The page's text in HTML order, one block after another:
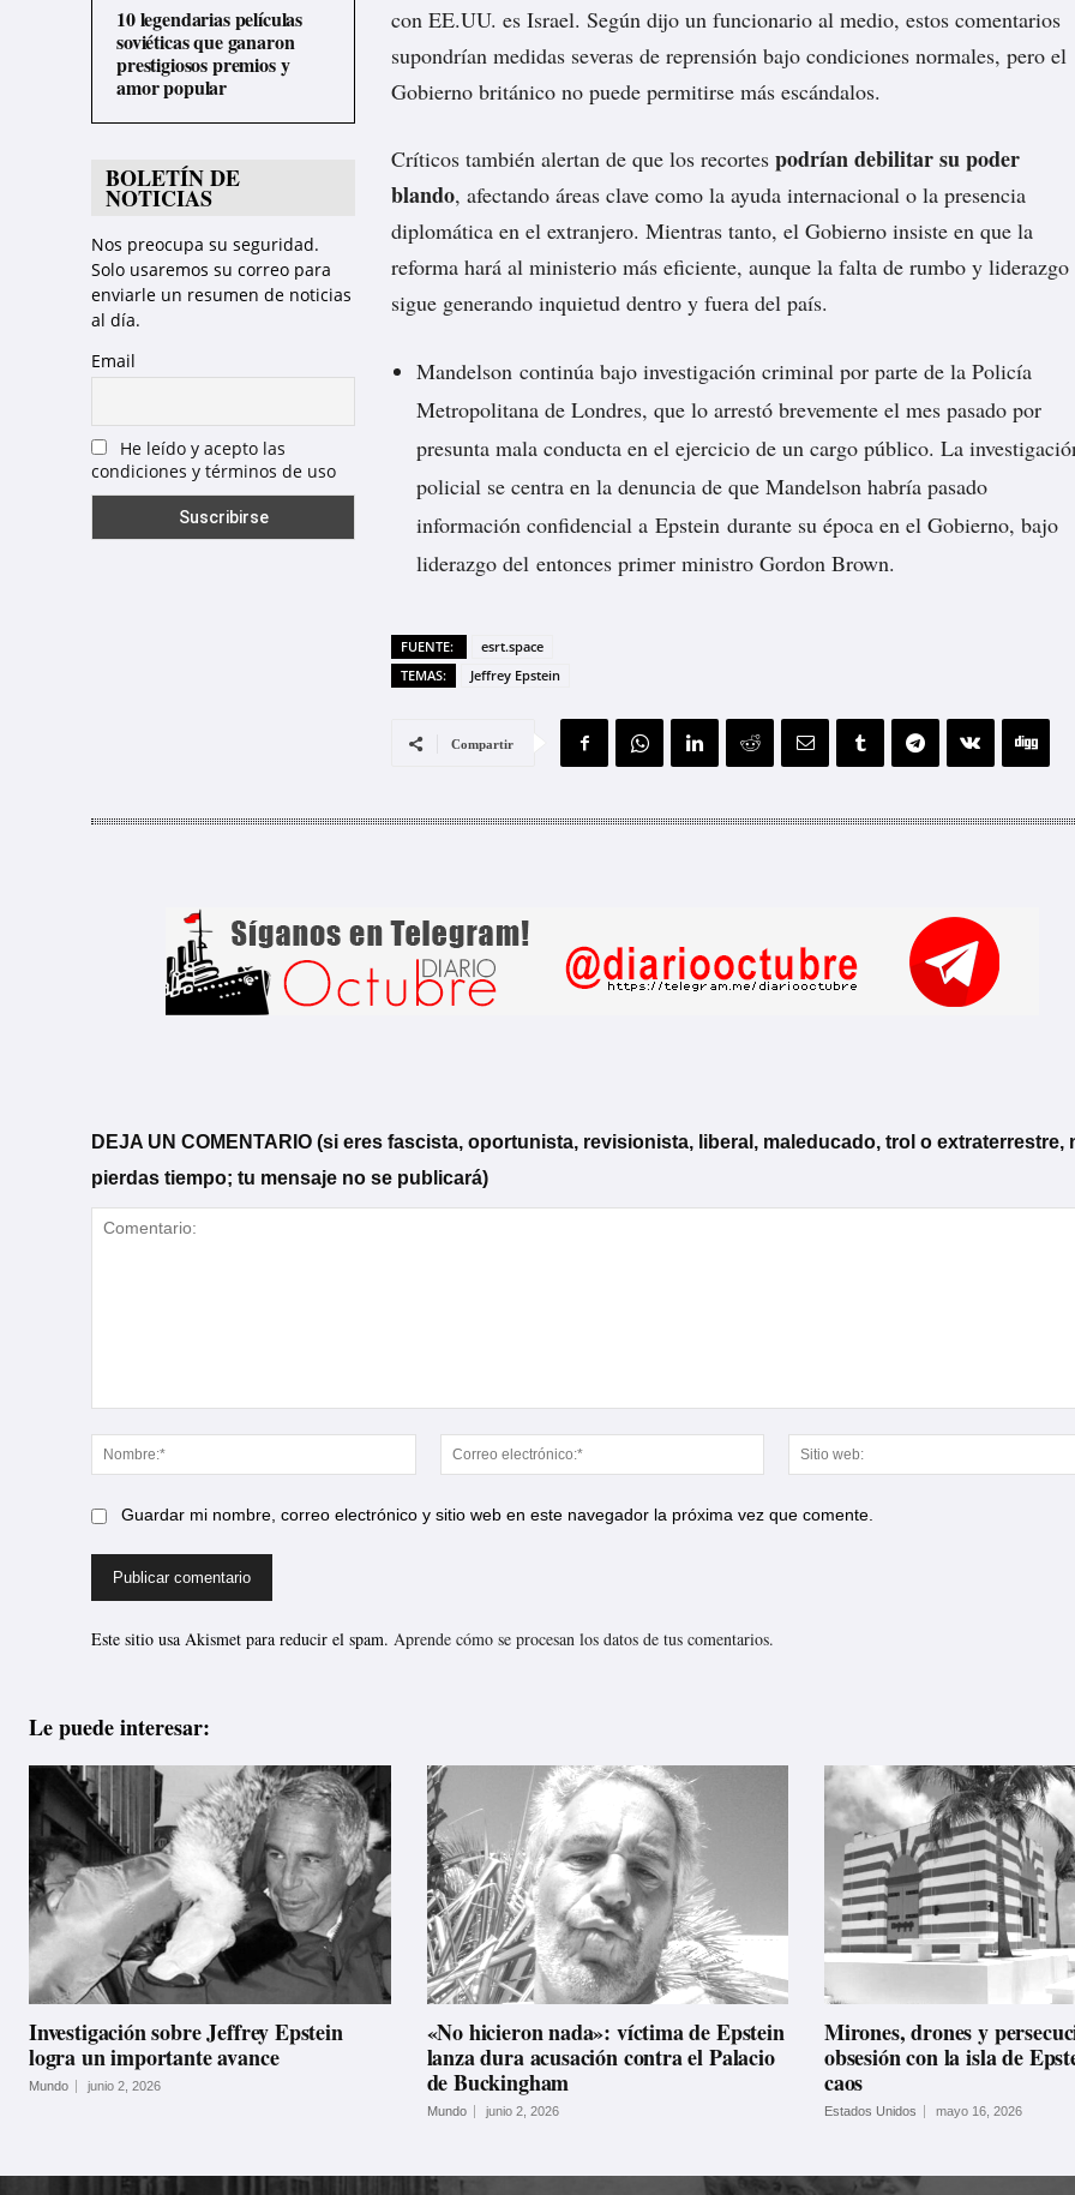
10 legendarias películas
soviéticas que ganaron
prestigiosos premios y
amor popular
BOLETÍN DE
NOTICIAS
Nos preocupa su seguridad.
Solo usaremos su correo para
enviarle un resumen de noticias
al día.
Email
He leído y acepto las
condiciones y términos de uso
con EE.UU. es Israel. Según dijo un funcionario al medio, estos comentarios
supondrían medidas severas de reprensión bajo condiciones normales, pero el
Gobierno británico no puede permitirse más escándalos.
Críticos también alertan de que los recortes podrían debilitar su poder
blando, afectando áreas clave como la ayuda internacional o la presencia
diplomática en el extranjero. Mientras tanto, el Gobierno insiste en que la
reforma hará al ministerio más eficiente, aunque la falta de rumbo y liderazgo
sigue generando inquietud dentro y fuera del país.
Mandelson continúa bajo investigación criminal por parte de la Policía
Metropolitana de Londres, que lo arrestó brevemente el mes pasado por
presunta mala conducta en el ejercicio de un cargo público. La
policial se centra en la denuncia de que Mandelson habría pasado
información confidencial a Epstein durante su época en el Gobierno, bajo
liderazgo del entonces primer ministro Gordon Brown.
FUENTE:
esrt.space
TEMAS:
Jeffrey Epstein
Compartir
DEJA UN COMENTARIO (si eres fascista, oportunista, revisionista, liberal, maleducado, trol o extraterrestre,
pierdas tiempo; tu mensaje no se publicará)
Nombre:*
Correo
electrónico:*
Guardar mi nombre, correo electrónico y sitio web en este navegador la próxima vez que comente.
Este sitio usa Akismet para reducir el spam. Aprende cómo se procesan los datos de tus comentarios.
Le puede interesar:
Investigación sobre Jeffrey Epstein
logra un importante avance
Mundo junio 2, 2026
«No hicieron nada»: víctima de Epstein
lanza dura acusación contra el Palacio
de Buckingham
Mundo junio 2, 2026
Mirones, drones y
obsesión con la isla de
caos
Estados Unidos mayo 16, 2026